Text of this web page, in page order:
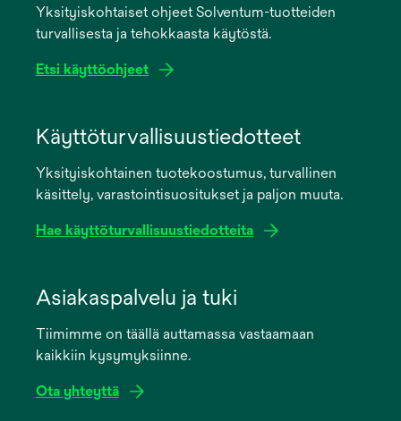
Yksityiskohtaiset ohjeet Solventum-tuotteiden
turvallisesta ja tehokkaasta käytöstä.
Etsi käyttöohjeet
new
Käyttöturvallisuustiedotteet
Yksityiskohtainen tuotekoostumus, turvallinen
käsittely, varastointisuositukset ja paljon muuta.
Hae käyttöturvallisuustiedotteita
new
Asiakaspalvelu ja tuki
Tiimimme on täällä auttamassa vastaamaan
kaikkiin kysymyksiinne.
Ota yhteyttä